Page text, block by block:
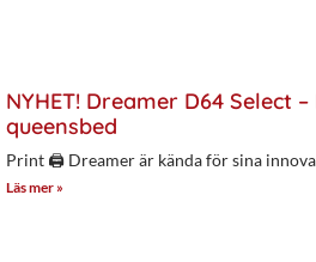
NYHET! Dreamer D64 Select
queensbed
Print 🖨 Dreamer är kända för sina
Läs mer »